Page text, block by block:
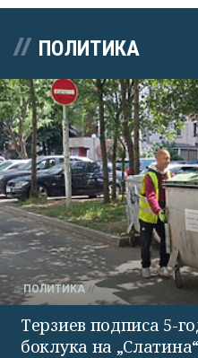
ПОЛИТИКА
ПОЛИТИКА
Терзиев подписа 5-
боклука на